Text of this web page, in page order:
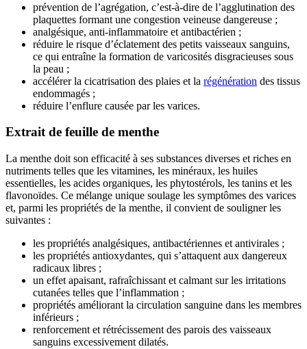
prévention de l’agrégation, c’est-à-dire de l’agglutination des
plaquettes formant une congestion veineuse dangereuse ;
analgésique, anti-inflammatoire et antibactérien ;
réduire le risque d’éclatement des petits vaisseaux sanguins,
ce qui entraîne la formation de varicosités disgracieuses sous
la peau ;
accélérer la cicatrisation des plaies et la régénération des tissus
endommagés ;
réduire l’enflure causée par les varices.
Extrait de feuille de menthe
La menthe doit son efficacité à ses substances diverses et riches en
nutriments telles que les vitamines, les minéraux, les huiles
essentielles, les acides organiques, les phytostérols, les tanins et les
flavonoïdes. Ce mélange unique soulage les symptômes des varices
et, parmi les propriétés de la menthe, il convient de souligner les
suivantes :
les propriétés analgésiques, antibactériennes et antivirales ;
les propriétés antioxydantes, qui s’attaquent aux dangereux
radicaux libres ;
un effet apaisant, rafraîchissant et calmant sur les irritations
cutanées telles que l’inflammation ;
propriétés améliorant la circulation sanguine dans les membres
inférieurs ;
renforcement et rétrécissement des parois des vaisseaux
sanguins excessivement dilatés.